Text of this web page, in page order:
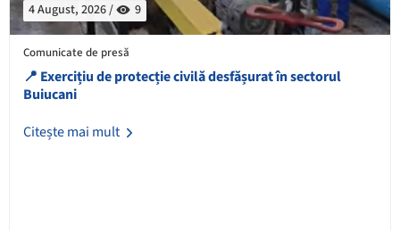
4 August, 2026 / 9
Comunicate de presă
📍 Exercițiu de protecție civilă desfășurat în sectorul
Buiucani
Citește mai mult